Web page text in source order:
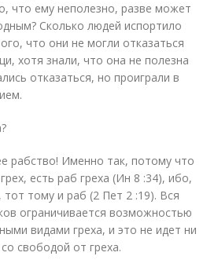
что ему неполезно, разве может
Сколько людей испортило
что они не могли отказаться
хотя знали, что она не полезна
отказаться, но проиграли в
рабство! Именно так, потому что
есть раб греха (Ин 8 :34), ибо,
тому и раб (2 Пет 2 :19). Вся
ограничивается возможностью
видами греха, и это не идет ни
свободой от греха.